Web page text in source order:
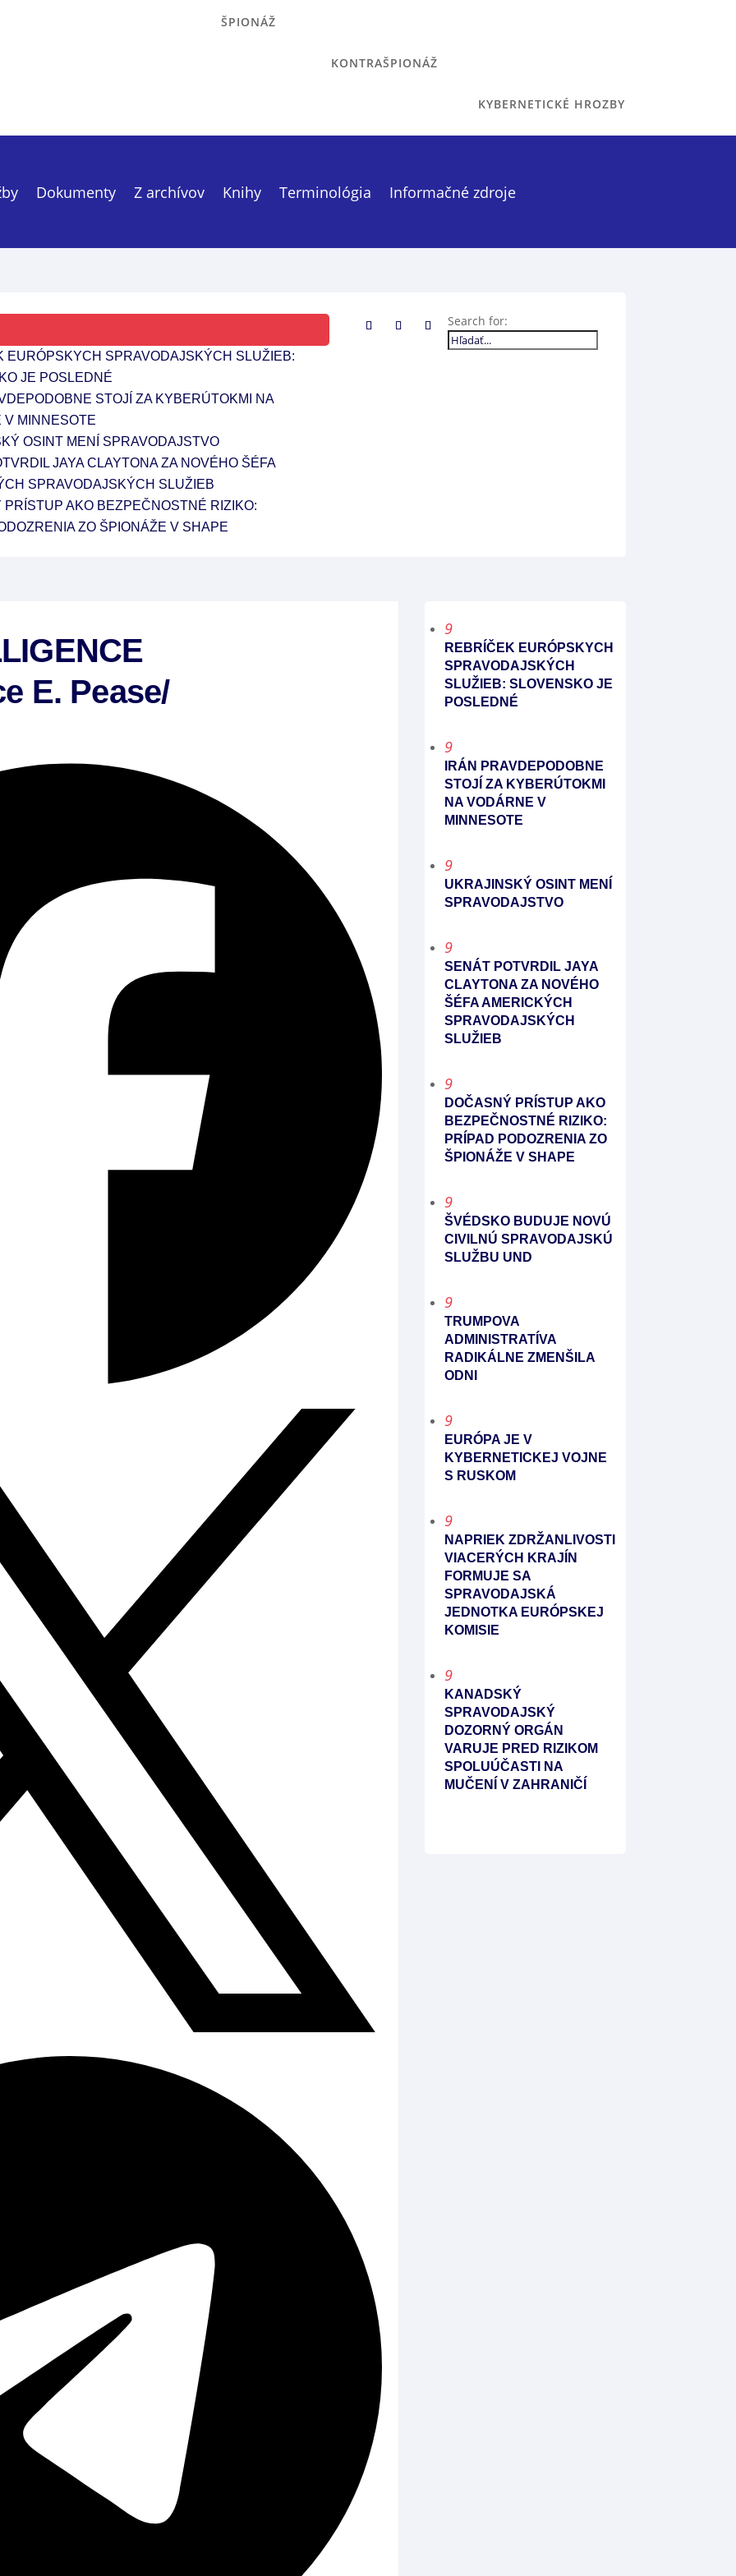
ŠPIONÁŽ
KONTRAŠPIONÁŽ
KYBERNETICKÉ HROZBY
Dokumenty Z archívov Knihy Terminológia Informačné zdroje
EURÓPSKYCH SPRAVODAJSKÝCH SLUŽIEB:
JE POSLEDNÉ
STOJÍ ZA KYBERÚTOKMI NA
V MINNESOTE
OSINT MENÍ SPRAVODAJSTVO
JAYA CLAYTONA ZA NOVÉHO ŠÉFA
SPRAVODAJSKÝCH SLUŽIEB
PRÍSTUP AKO BEZPEČNOSTNÉ RIZIKO:
ZO ŠPIONÁŽE V SHAPE
Search for:
E. Pease/
9
REBRÍČEK EURÓPSKYCH
SPRAVODAJSKÝCH
SLUŽIEB: SLOVENSKO JE
POSLEDNÉ
9
IRÁN PRAVDEPODOBNE
STOJÍ ZA KYBERÚTOKMI
NA VODÁRNE V
MINNESOTE
9
UKRAJINSKÝ OSINT MENÍ
SPRAVODAJSTVO
9
SENÁT POTVRDIL JAYA
CLAYTONA ZA NOVÉHO
ŠÉFA AMERICKÝCH
SPRAVODAJSKÝCH
SLUŽIEB
9
DOČASNÝ PRÍSTUP AKO
BEZPEČNOSTNÉ RIZIKO:
PRÍPAD PODOZRENIA ZO
ŠPIONÁŽE V SHAPE
9
ŠVÉDSKO BUDUJE NOVÚ
CIVILNÚ SPRAVODAJSKÚ
SLUŽBU UND
9
TRUMPOVA
ADMINISTRATÍVA
RADIKÁLNE ZMENŠILA
ODNI
9
EURÓPA JE V
KYBERNETICKEJ VOJNE
S RUSKOM
9
NAPRIEK ZDRŽANLIVOSTI
VIACERÝCH KRAJÍN
FORMUJE SA
SPRAVODAJSKÁ
JEDNOTKA EURÓPSKEJ
KOMISIE
9
KANADSKÝ
SPRAVODAJSKÝ
DOZORNÝ ORGÁN
VARUJE PRED RIZIKOM
SPOLUÚČASTI NA
MUČENÍ V ZAHRANIČÍ